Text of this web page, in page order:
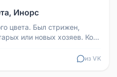
Инорс
цвета. Был стрижен,
или новых хозяев. Кот
из VK